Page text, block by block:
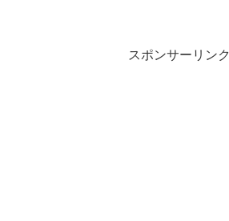
スポンサーリンク